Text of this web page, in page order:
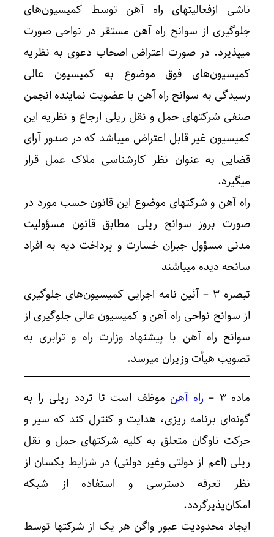
ناشی ازفعالیتهای راه آهن توسط کمیسیون‌های
جلوگیری از سوانح راه آهن مستقر در نواحی صورت
میپذیرد. در صورت اعتراض اصحاب دعوی به نظریه
کمیسیون‌های فوق موضوع به کمیسیون عالی
رسیدگی به سوانح راه آهن با عضویت نماینده انجمن
صنفی شرکتهای حمل و نقل ریلی ارجاع و نظریه این
کمیسیون غیر قابل اعتراض میباشد که در صدور آرای
قضایی به عنوان نظر کارشناسی ملاک عمل قرار
میگیرد.
راه آهن و شرکتهای موضوع این قانون حسب مورد در
صورت بروز سوانح ریلی مطابق قانون مسؤولیت
مدنی مسؤول جبران خسارت و پرداخت دیه به افراد
سانحه دیده میباشند
تبصره ۳ – آئین نامه اجرایی کمیسیون‌های جلوگیری
از سوانح نواحی راه آهن و کمیسیون عالی جلوگیری از
سوانح راه آهن با پیشنهاد وزارت راه و ترابری به
تصویب هیأت وزیران میرسد.
ماده ۳ – راه آهن موظف است تا تردد ریلی را به
گونه‌ای برنامه ریزی، هدایت و کنترل کند که سیر و
حرکت ناوگان متعلق به کلیه شرکتهای حمل و نقل
ریلی (اعم از دولتی وغیر دولتی) در شزایط یکسان از
نظر تعرفه دسترسی و استفاده از شبکه
امکان‌پذیرگردد.
ایجاد محدودیت عبور واگن هر یک از شرکتها توسط